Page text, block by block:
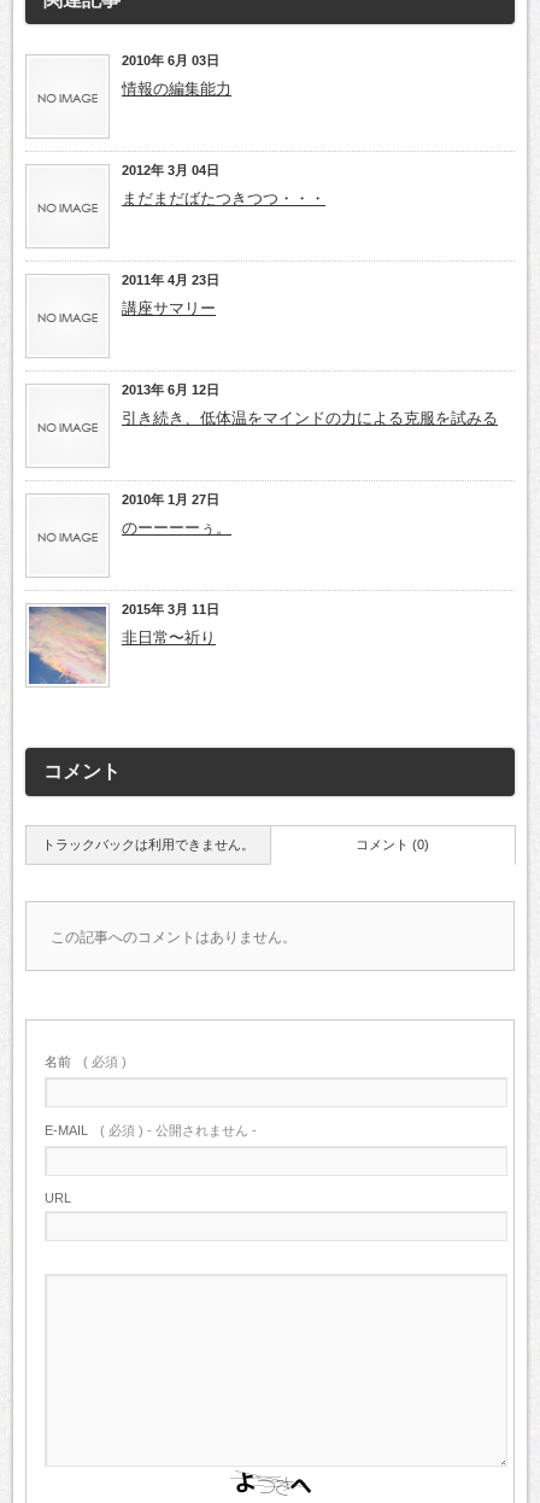
2010年 6月 03日
情報の編集能力
2012年 3月 04日
まだまだばたつきつつ・・・
2011年 4月 23日
講座サマリー
2013年 6月 12日
引き続き、低体温をマインドの力による克服を試みる
2010年 1月 27日
のーーーーぅ。
2015年 3月 11日
非日常〜祈り
コメント
トラックバックは利用できません。 コメント (0)
この記事へのコメントはありません。
名前 ( 必須 )
E-MAIL ( 必須 ) - 公開されません -
URL